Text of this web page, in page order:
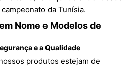
da Tunísia.
Nome e Modelos de
e a Qualidade
produtos estejam de